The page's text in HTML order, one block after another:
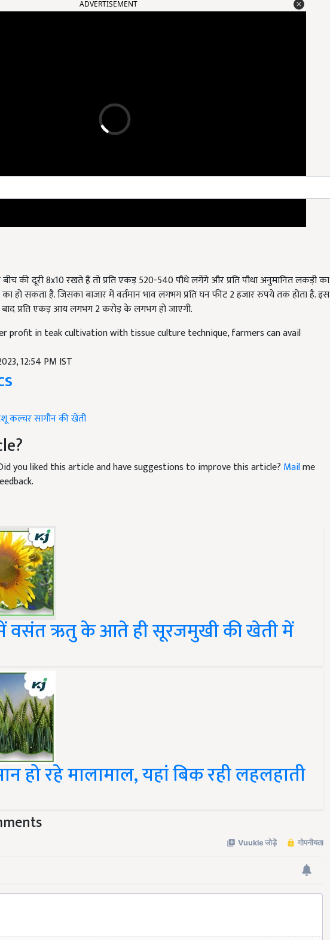
हो सकता है. जिसका बाजार में वर्तमान भाव लगभग प्रति घन फीट 2 हजार रुपये तक होता है. इस
प्रति एकड़ आय लगभग 2 करोड़ के लगभग हो जाएगी.
profit in teak cultivation with tissue culture technique, farmers can avail
12:54 PM IST
you liked this article and have suggestions to improve this article?
में वसंत ऋतु के आते ही सूरजमुखी की खेती में
हो रहे मालामाल, यहां बिक रही लहलहाती